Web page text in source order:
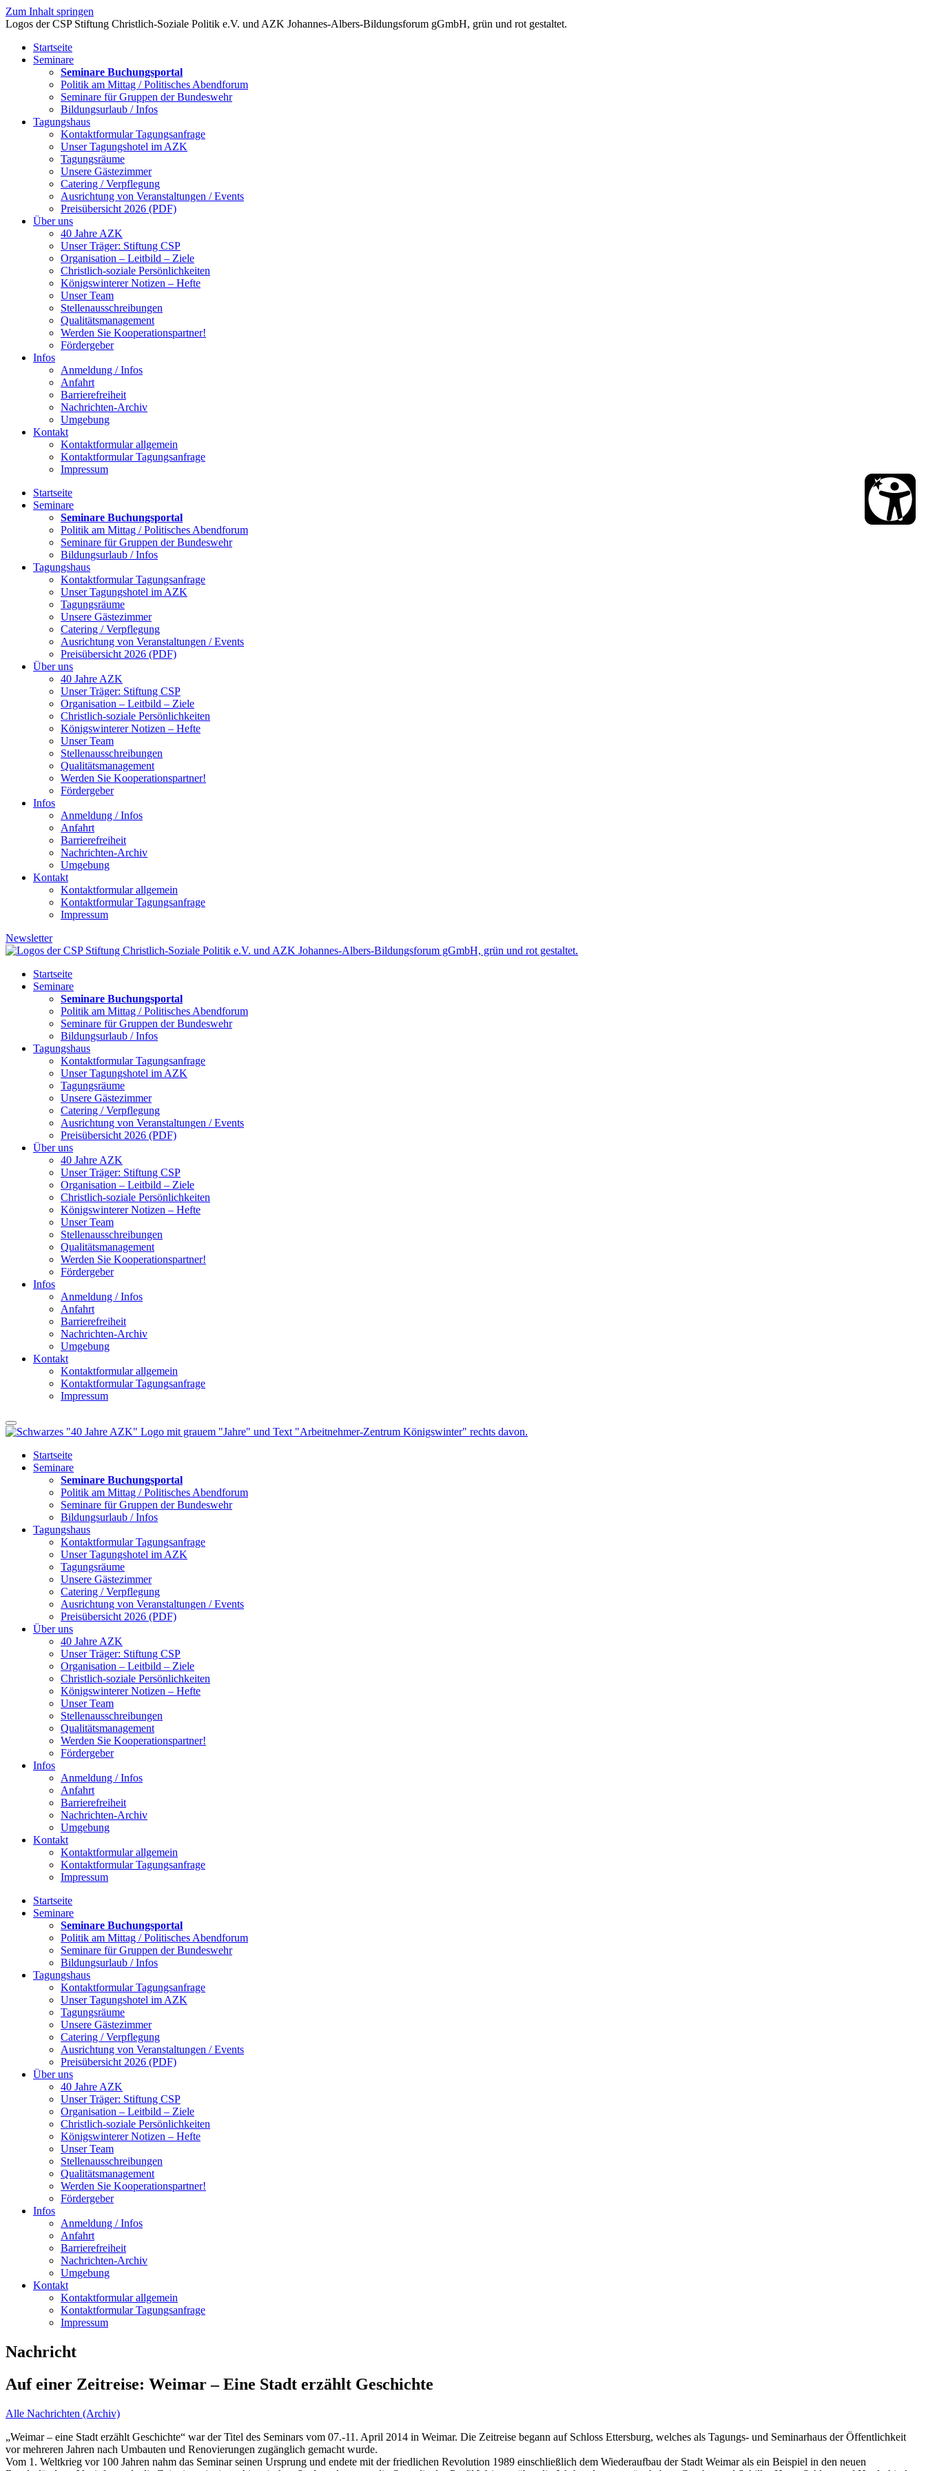
Zum Inhalt springen
Startseite
Seminare
Seminare Buchungsportal
Politik am Mittag / Politisches Abendforum
Seminare für Gruppen der Bundeswehr
Bildungsurlaub / Infos
Tagungshaus
Kontaktformular Tagungsanfrage
Unser Tagungshotel im AZK
Tagungsräume
Unsere Gästezimmer
Catering / Verpflegung
Ausrichtung von Veranstaltungen / Events
Preisübersicht 2026 (PDF)
Über uns
40 Jahre AZK
Unser Träger: Stiftung CSP
Organisation – Leitbild – Ziele
Christlich-soziale Persönlichkeiten
Königswinterer Notizen – Hefte
Unser Team
Stellenausschreibungen
Qualitätsmanagement
Werden Sie Kooperationspartner!
Fördergeber
Infos
Anmeldung / Infos
Anfahrt
Barrierefreiheit
Nachrichten-Archiv
Umgebung
Kontakt
Kontaktformular allgemein
Kontaktformular Tagungsanfrage
Impressum
Startseite
Seminare
Seminare Buchungsportal
Politik am Mittag / Politisches Abendforum
Seminare für Gruppen der Bundeswehr
Bildungsurlaub / Infos
Tagungshaus
Kontaktformular Tagungsanfrage
Unser Tagungshotel im AZK
Tagungsräume
Unsere Gästezimmer
Catering / Verpflegung
Ausrichtung von Veranstaltungen / Events
Preisübersicht 2026 (PDF)
Über uns
40 Jahre AZK
Unser Träger: Stiftung CSP
Organisation – Leitbild – Ziele
Christlich-soziale Persönlichkeiten
Königswinterer Notizen – Hefte
Unser Team
Stellenausschreibungen
Qualitätsmanagement
Werden Sie Kooperationspartner!
Fördergeber
Infos
Anmeldung / Infos
Anfahrt
Barrierefreiheit
Nachrichten-Archiv
Umgebung
Kontakt
Kontaktformular allgemein
Kontaktformular Tagungsanfrage
Impressum
Newsletter
Startseite
Seminare
Seminare Buchungsportal
Politik am Mittag / Politisches Abendforum
Seminare für Gruppen der Bundeswehr
Bildungsurlaub / Infos
Tagungshaus
Kontaktformular Tagungsanfrage
Unser Tagungshotel im AZK
Tagungsräume
Unsere Gästezimmer
Catering / Verpflegung
Ausrichtung von Veranstaltungen / Events
Preisübersicht 2026 (PDF)
Über uns
40 Jahre AZK
Unser Träger: Stiftung CSP
Organisation – Leitbild – Ziele
Christlich-soziale Persönlichkeiten
Königswinterer Notizen – Hefte
Unser Team
Stellenausschreibungen
Qualitätsmanagement
Werden Sie Kooperationspartner!
Fördergeber
Infos
Anmeldung / Infos
Anfahrt
Barrierefreiheit
Nachrichten-Archiv
Umgebung
Kontakt
Kontaktformular allgemein
Kontaktformular Tagungsanfrage
Impressum
Startseite
Seminare
Seminare Buchungsportal
Politik am Mittag / Politisches Abendforum
Seminare für Gruppen der Bundeswehr
Bildungsurlaub / Infos
Tagungshaus
Kontaktformular Tagungsanfrage
Unser Tagungshotel im AZK
Tagungsräume
Unsere Gästezimmer
Catering / Verpflegung
Ausrichtung von Veranstaltungen / Events
Preisübersicht 2026 (PDF)
Über uns
40 Jahre AZK
Unser Träger: Stiftung CSP
Organisation – Leitbild – Ziele
Christlich-soziale Persönlichkeiten
Königswinterer Notizen – Hefte
Unser Team
Stellenausschreibungen
Qualitätsmanagement
Werden Sie Kooperationspartner!
Fördergeber
Infos
Anmeldung / Infos
Anfahrt
Barrierefreiheit
Nachrichten-Archiv
Umgebung
Kontakt
Kontaktformular allgemein
Kontaktformular Tagungsanfrage
Impressum
Startseite
Seminare
Seminare Buchungsportal
Politik am Mittag / Politisches Abendforum
Seminare für Gruppen der Bundeswehr
Bildungsurlaub / Infos
Tagungshaus
Kontaktformular Tagungsanfrage
Unser Tagungshotel im AZK
Tagungsräume
Unsere Gästezimmer
Catering / Verpflegung
Ausrichtung von Veranstaltungen / Events
Preisübersicht 2026 (PDF)
Über uns
40 Jahre AZK
Unser Träger: Stiftung CSP
Organisation – Leitbild – Ziele
Christlich-soziale Persönlichkeiten
Königswinterer Notizen – Hefte
Unser Team
Stellenausschreibungen
Qualitätsmanagement
Werden Sie Kooperationspartner!
Fördergeber
Infos
Anmeldung / Infos
Anfahrt
Barrierefreiheit
Nachrichten-Archiv
Umgebung
Kontakt
Kontaktformular allgemein
Kontaktformular Tagungsanfrage
Impressum
Nachricht
Auf einer Zeitreise: Weimar – Eine Stadt erzählt Geschichte
Alle Nachrichten (Archiv)
„Weimar – eine Stadt erzählt Geschichte“ war der Titel des Seminars vom 07.-11. April 2014 in Weimar. Die Zeitreise begann auf Schloss Ettersburg, welches als Tagungs- und Seminarhaus der Öffentlichkeit
vor mehreren Jahren nach Umbauten und Renovierungen zugänglich gemacht wurde.
Vom 1. Weltkrieg vor 100 Jahren nahm das Seminar seinen Ursprung und endete mit der friedlichen Revolution 1989 einschließlich dem Wiederaufbau der Stadt Weimar als ein Beispiel in den neuen